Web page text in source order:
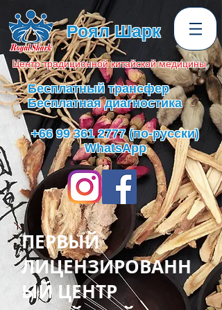
Роял Шарк
Центртрадиционнойкитайской медицины
Бесплатный трансфер
Бесплатная диагностика
+66 99 361 2777(по-русски)
WhatsApp
ПЕРВЫЙ
ЛИЦЕНЗИРОВАНН
ЫЙ ЦЕНТР